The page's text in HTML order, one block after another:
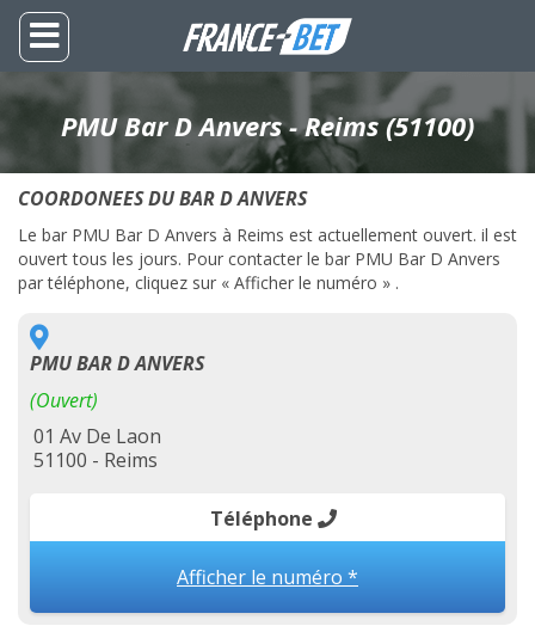
PMU Bar D Anvers - Reims (51100)
COORDONEES DU BAR D ANVERS
Le bar PMU Bar D Anvers à Reims est actuellement ouvert. il est
ouvert tous les jours. Pour contacter le bar PMU Bar D Anvers
par téléphone, cliquez sur « Afficher le numéro » .
PMU BAR D ANVERS
(Ouvert)
01 Av De Laon
51100 - Reims
Téléphone
Afficher le numéro *